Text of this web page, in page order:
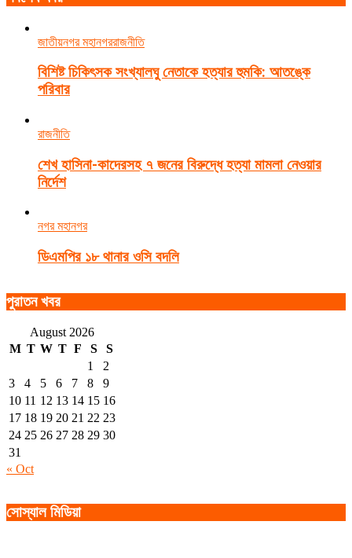
জাতীয়নগর মহানগররাজনীতি
বিশিষ্ট চিকিৎসক সংখ্যালঘু নেতাকে হত্যার হুমকি: আতঙ্কে
পরিবার
রাজনীতি
শেখ হাসিনা-কাদেরসহ ৭ জনের বিরুদ্ধে হত্যা মামলা নেওয়ার
নির্দেশ
নগর মহানগর
ডিএমপির ১৮ থানার ওসি বদলি
পুরাতন খবর
August 2026
M T W T F S
S
1
2
3
4 5 6 7 8
9
10 11 12 13 14 15 16
17 18 19 20 21 22 23
24 25 26 27 28 29 30
31
« Oct
সোস্যাল মিডিয়া